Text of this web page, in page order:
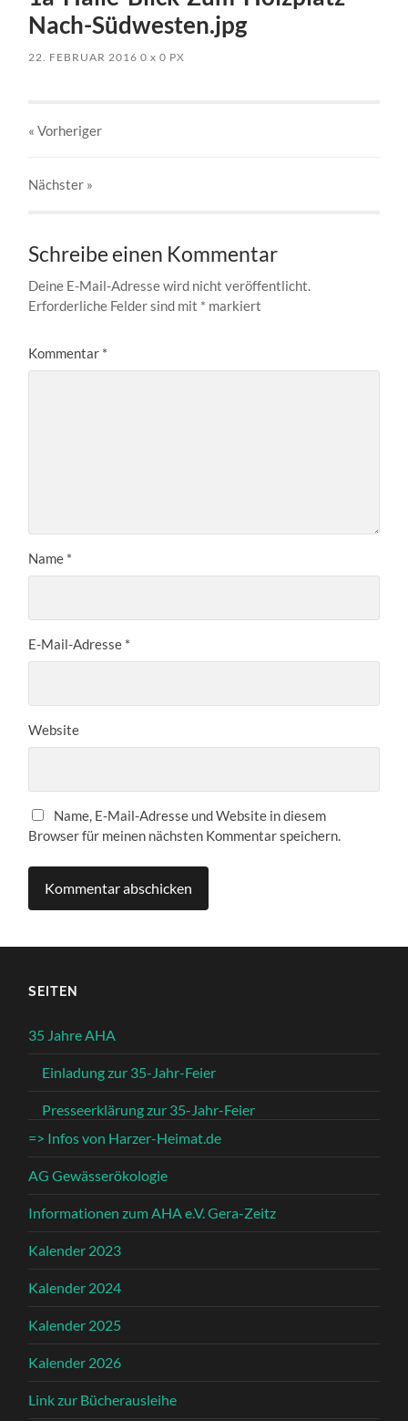
Nach-Südwesten.jpg
22. FEBRUAR 2016 0x 0 PX
« Vorheriger
Nächster »
Schreibe einen Kommentar
Deine E-Mail-Adresse wird nicht veröffentlicht.
Erforderliche Felder sind mit * markiert
Kommentar *
Name *
E-Mail-Adresse *
Website
Name, E-Mail-Adresse und Website in diesem
Browser für meinen nächsten Kommentar speichern.
SEITEN
35 Jahre AHA
Einladung zur 35-Jahr-Feier
Presseerklärung zur 35-Jahr-Feier
=> Infos von Harzer-Heimat.de
AG Gewässerökologie
Informationen zum AHA e.V. Gera-Zeitz
Kalender 2023
Kalender 2024
Kalender 2025
Kalender 2026
Link zur Bücherausleihe